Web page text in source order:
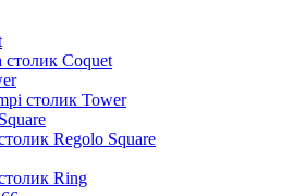
столик Coquet
столик Tower
Regolo Square
Ring